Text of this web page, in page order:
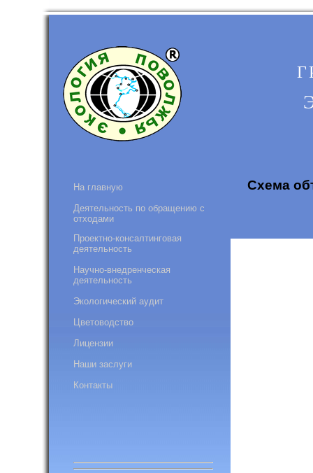
На главную
Деятельность по обращению с
отходами
Проектно-консалтинговая
деятельность
Научно-внедренческая
деятельность
Экологический аудит
Цветоводство
Лицензии
Наши заслуги
Контакты
Схема